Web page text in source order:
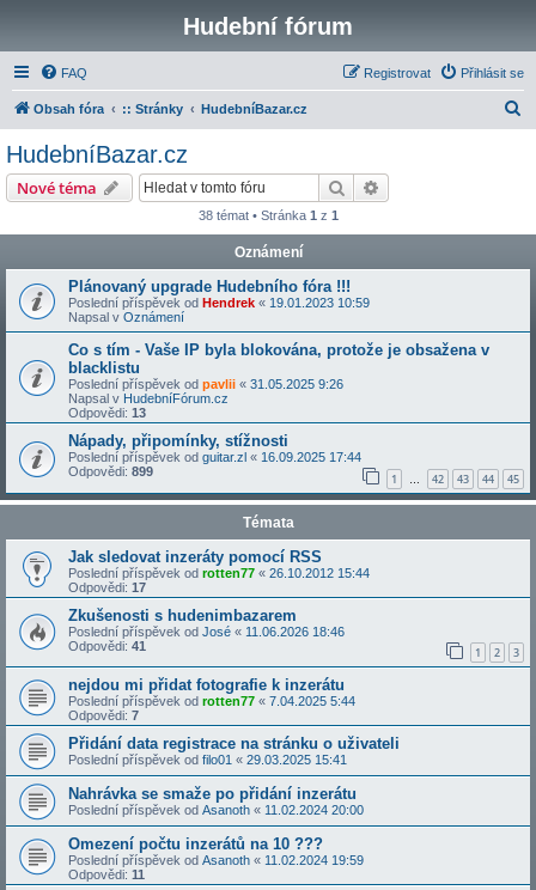
Hudební fórum
FAQ Přihlásit se
Registrovat
Obsah fóra :: Stránky HudebníBazar.cz
HudebníBazar.cz
Nové téma Hledat
38 témat • Stránka 1 z 1
Oznámení
Plánovaný upgrade Hudebního fóra !!!
Poslední příspěvek od Hendrek « 19.01.2023 10:59
Napsal v Oznámení
Co s tím - Vaše IP byla blokována, protože je obsažena v
blacklistu
Poslední příspěvek od pavlii « 31.05.2025 9:26
Napsal v HudebníFórum.cz
Odpovědi: 13
Nápady, připomínky, stížnosti
Poslední příspěvek od guitar.zl « 16.09.2025 17:44
Odpovědi: 899 1 … 42 43 44 45
Témata
Jak sledovat inzeráty pomocí RSS
Poslední příspěvek od rotten77 « 26.10.2012 15:44
Odpovědi: 17
Zkušenosti s hudenimbazarem
Poslední příspěvek od José « 11.06.2026 18:46
Odpovědi: 41 1 2 3
nejdou mi přidat fotografie k inzerátu
Poslední příspěvek od rotten77 « 7.04.2025 5:44
Odpovědi: 7
Přidání data registrace na stránku o uživateli
Poslední příspěvek od filo01 « 29.03.2025 15:41
Nahrávka se smaže po přidání inzerátu
Poslední příspěvek od Asanoth « 11.02.2024 20:00
Omezení počtu inzerátů na 10 ???
Poslední příspěvek od Asanoth « 11.02.2024 19:59
Odpovědi: 11